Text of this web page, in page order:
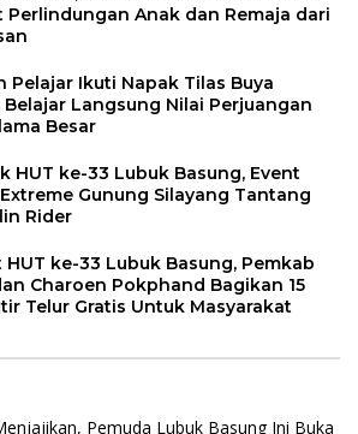
Perlindungan Anak dan Remaja dari
Pelajar Ikuti Napak Tilas Buya
Belajar Langsung Nilai Perjuangan
Besar
HUT ke-33 Lubuk Basung, Event
Gunung Silayang Tantang
Rider
HUT ke-33 Lubuk Basung, Pemkab
Charoen Pokphand Bagikan 15
Telur Gratis Untuk Masyarakat
Pemuda Lubuk Basung Ini Buka